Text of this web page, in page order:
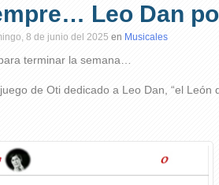
Leo Dan
8 de junio del 2025 en Musicales
terminar la semana…
de Oti dedicado a Leo Dan, “el León